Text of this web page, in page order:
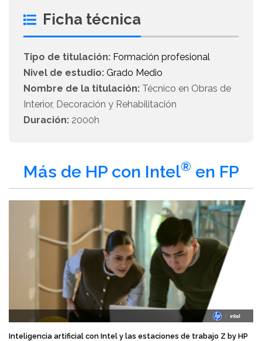
Ficha técnica
Tipo de titulación: Formación profesional
Nivel de estudio: Grado Medio
Nombre de la titulación: Técnico en Obras de
Interior, Decoración y Rehabilitación
Duración: 2000h
Más de HP con Intel® en FP
Inteligencia artificial con Intel y las estaciones de trabajo Z by HP